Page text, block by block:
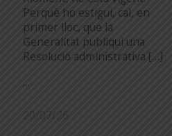
Perquè ho estigui, cal, en
primer lloc, que la
Generalitat publiqui una
Resolució administrativa […]
...
20/07/26